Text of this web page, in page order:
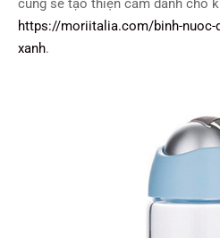
cũng sẽ tạo thiện cảm dành cho
https://moriitalia.com/binh-nuoc-
xanh.